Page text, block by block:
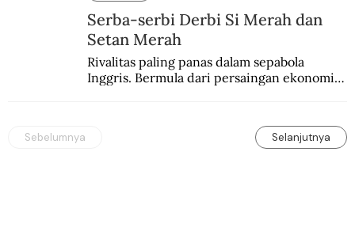
Serba-serbi Derbi Si Merah dan
Setan Merah
Rivalitas paling panas dalam sepabola
Inggris. Bermula dari persaingan ekonomi
Sebelumnya Selanjutnya